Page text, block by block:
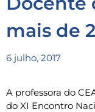
mais de
6 julho, 2017
A professora do
do XI Encontro